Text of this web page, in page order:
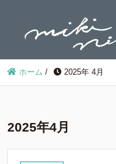
ホーム / 2025年 4月
2025年4月